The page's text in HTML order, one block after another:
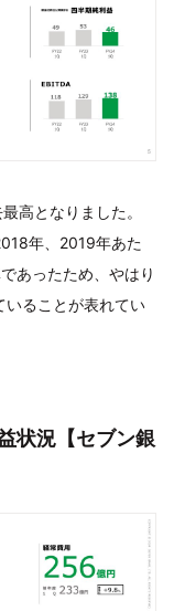
高となりました。
年、2019年あた
あったため、やはり
いることが表れてい
状況【セブン銀